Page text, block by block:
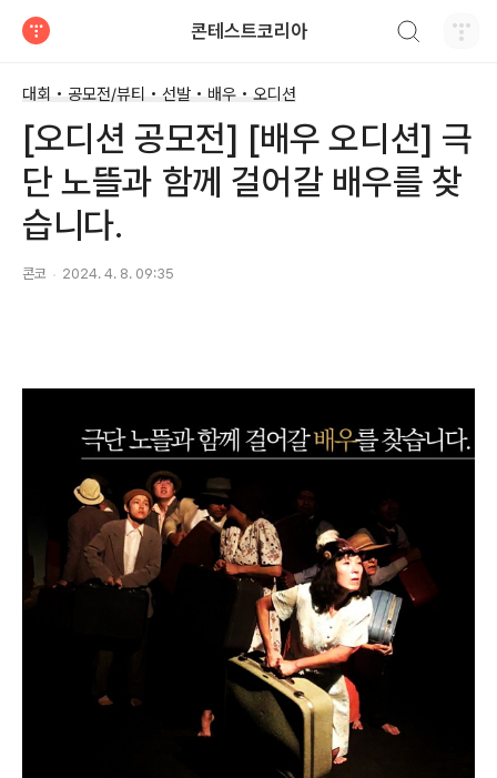
콘테스트코리아
대회 • 공모전/뷰티 • 선발 • 배우 • 오디션
[오디션 공모전] [배우 오디션] 극
단 노뜰과 함께 걸어갈 배우를 찾
습니다.
콘코 2024. 4. 8. 09:35